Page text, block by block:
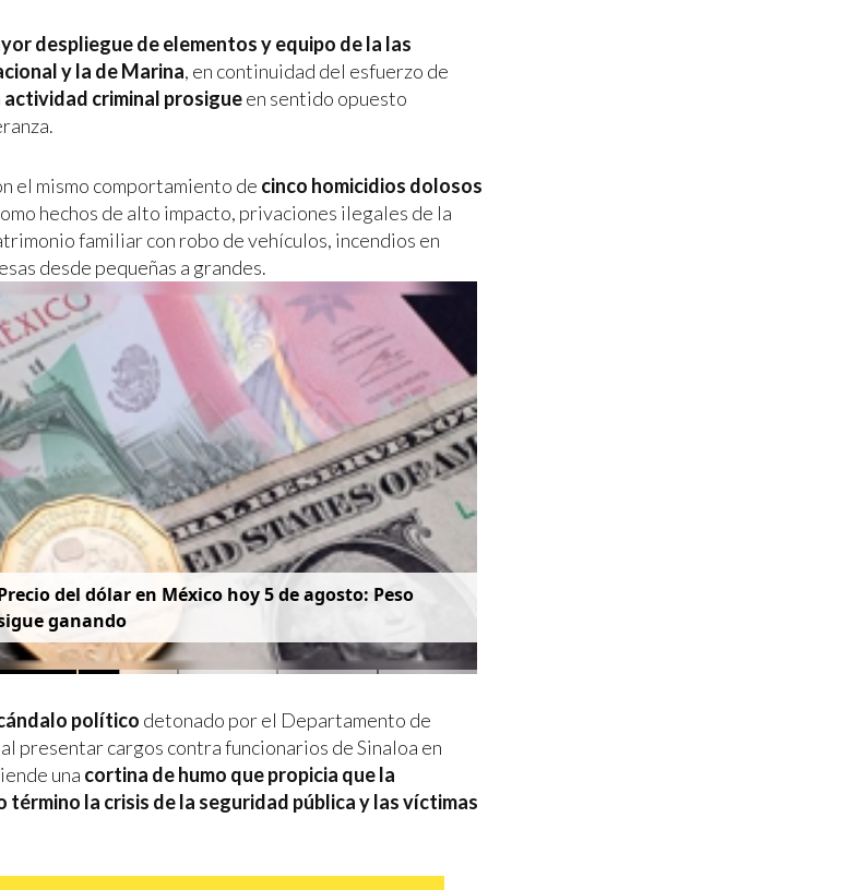
despliegue de elementos y equipo de la las
y la de Marina, en continuidad del esfuerzo de
actividad criminal prosigueen sentido opuesto
el mismo comportamiento de cinco homicidios dolosos
hechos de alto impacto, privaciones ilegales de la
familiar con robo de vehículos, incendios en
desde pequeñas a grandes.
del dólar en México hoy 5 de agosto: Peso
ganando
político detonado por el Departamento de
presentar cargos contra funcionarios de Sinaloa en
una cortina de humo que propicia que la
término la crisis de la seguridad pública y las víctimas